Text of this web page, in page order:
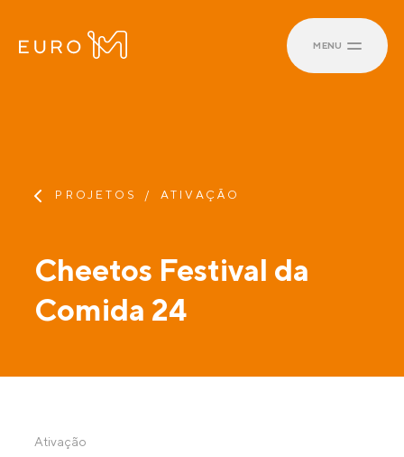
MENU
PROJETOS ATIVAÇÃO
Cheetos Festival da
Comida 24
Ativação